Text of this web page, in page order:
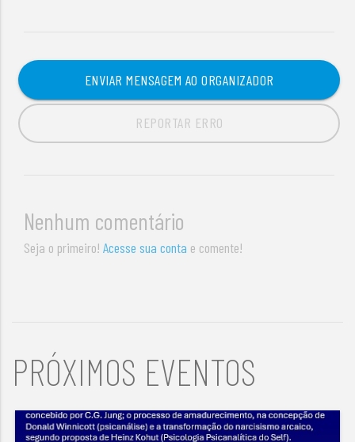
ENVIAR MENSAGEM AO ORGANIZADOR
REPORTAR ERRO
Nenhum comentário
Seja o primeiro!Acesse sua conta e comente!
PRÓXIMOS EVENTOS